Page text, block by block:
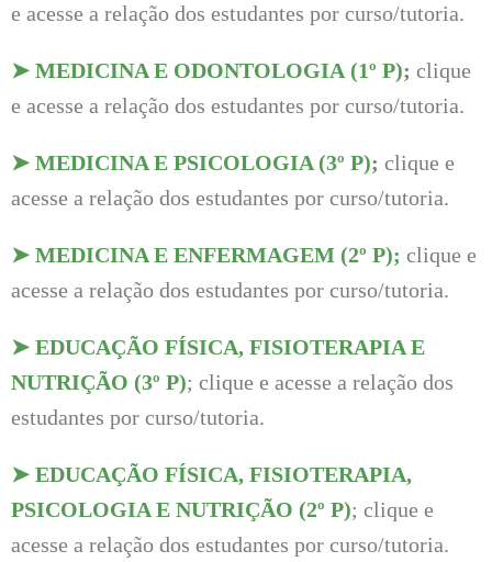
e acesse a relação dos estudantes por curso/tutoria.
➤ MEDICINA E ODONTOLOGIA (1º P); clique
e acesse a relação dos estudantes por curso/tutoria.
➤ MEDICINA E PSICOLOGIA (3º P); clique e
acesse a relação dos estudantes por curso/tutoria.
➤ MEDICINA E ENFERMAGEM (2º P); clique e
acesse a relação dos estudantes por curso/tutoria.
➤ EDUCAÇÃO FÍSICA, FISIOTERAPIA E
NUTRIÇÃO (3º P); clique e acesse a relação dos
estudantes por curso/tutoria.
➤ EDUCAÇÃO FÍSICA, FISIOTERAPIA,
PSICOLOGIA E NUTRIÇÃO (2º P); clique e
acesse a relação dos estudantes por curso/tutoria.